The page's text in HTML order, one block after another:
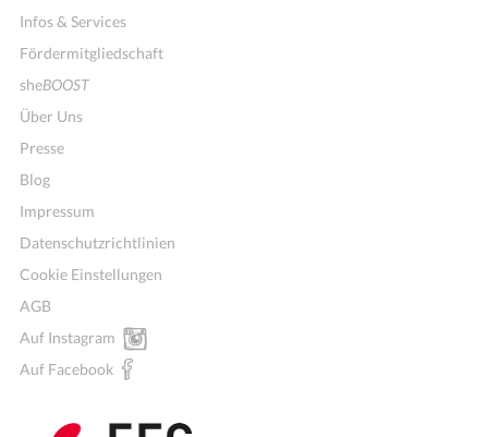
Infos & Services
Fördermitgliedschaft
sheBOOST
Über Uns
Presse
Blog
Impressum
Datenschutzrichtlinien
Cookie Einstellungen
AGB
Auf Instagram
Auf Facebook